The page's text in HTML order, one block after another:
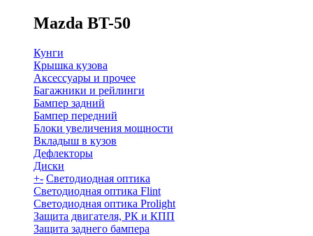
Mazda BT-50
Кунги
Крышка кузова
Аксессуары и прочее
Багажники и рейлинги
Бампер задний
Бампер передний
Блоки увеличения мощности
Вкладыш в кузов
Дефлекторы
Диски
+- Светодиодная оптика
Светодиодная оптика Flint
Светодиодная оптика Prolight
Защита двигателя, РК и КПП
Защита заднего бампера